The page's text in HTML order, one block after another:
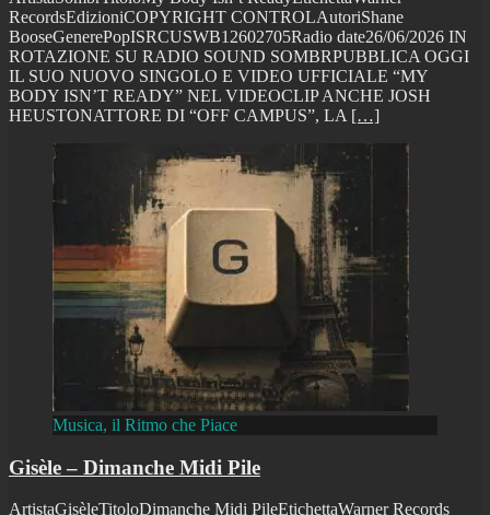
RecordsEdizioniCOPYRIGHT CONTROLAutoriShane
BooseGenerePopISRCUSWB12602705Radio date26/06/2026 IN
ROTAZIONE SU RADIO SOUND SOMBRPUBBLICA OGGI
IL SUO NUOVO SINGOLO E VIDEO UFFICIALE “MY
BODY ISN’T READY” NEL VIDEOCLIP ANCHE JOSH
HEUSTONATTORE DI “OFF CAMPUS”, LA […]
Musica, il Ritmo che Piace
Gisèle – Dimanche Midi Pile
ArtistaGisèleTitoloDimanche Midi PileEtichettaWarner Records